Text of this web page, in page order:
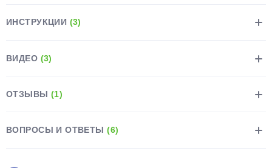
ИНСТРУКЦИИ (3)
ВИДЕО (3)
ОТЗЫВЫ (1)
ВОПРОСЫ И ОТВЕТЫ(6)